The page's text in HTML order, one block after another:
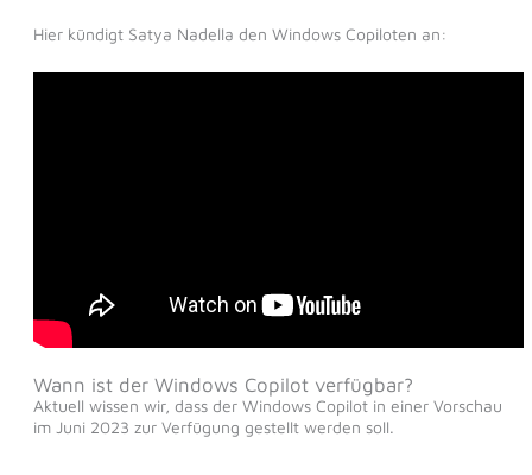
Hier kündigt Satya Nadella den Windows Copiloten an:
Wann ist der Windows Copilot verfügbar?
Aktuell wissen wir, dass der Windows Copilot in einer Vorschau
im Juni 2023 zur Verfügung gestellt werden soll.